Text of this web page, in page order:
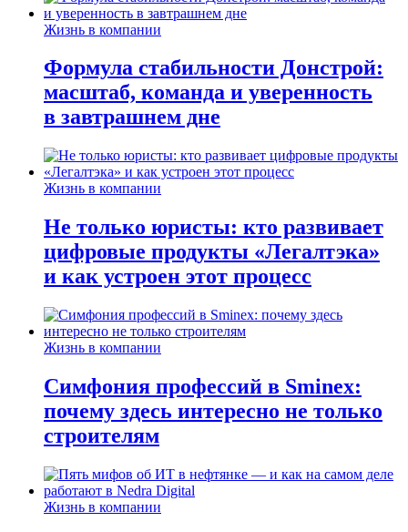
Жизнь в компании
Формула стабильности Донстрой:
масштаб, команда и уверенность
в завтрашнем дне
Жизнь в компании
Не только юристы: кто развивает
цифровые продукты «Легалтэка»
и как устроен этот процесс
Жизнь в компании
Симфония профессий в Sminex:
почему здесь интересно не только
строителям
Жизнь в компании